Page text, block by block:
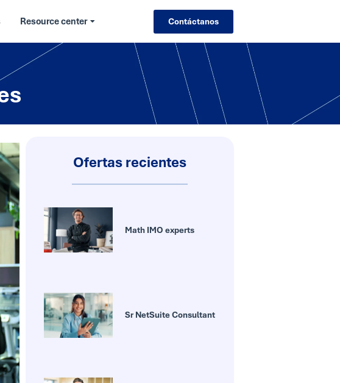
Resource center Contáctanos
Ofertas recientes
Math IMO experts
Sr NetSuite Consultant